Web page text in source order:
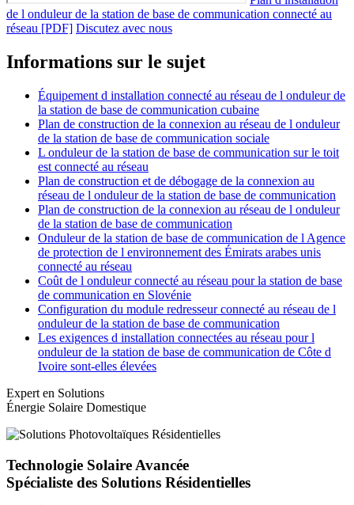
de l onduleur de la station de base de communication connecté au
réseau [PDF] Discutez avec nous
Informations sur le sujet
Équipement d installation connecté au réseau de l onduleur de
la station de base de communication cubaine
Plan de construction de la connexion au réseau de l onduleur
de la station de base de communication sociale
L onduleur de la station de base de communication sur le toit
est connecté au réseau
Plan de construction et de débogage de la connexion au
réseau de l onduleur de la station de base de communication
Plan de construction de la connexion au réseau de l onduleur
de la station de base de communication
Onduleur de la station de base de communication de l Agence
de protection de l environnement des Émirats arabes unis
connecté au réseau
Coût de l onduleur connecté au réseau pour la station de base
de communication en Slovénie
Configuration du module redresseur connecté au réseau de l
onduleur de la station de base de communication
Les exigences d installation connectées au réseau pour l
onduleur de la station de base de communication de Côte d
Ivoire sont-elles élevées
Expert en Solutions
Énergie Solaire Domestique
Technologie Solaire Avancée
Spécialiste des Solutions Résidentielles